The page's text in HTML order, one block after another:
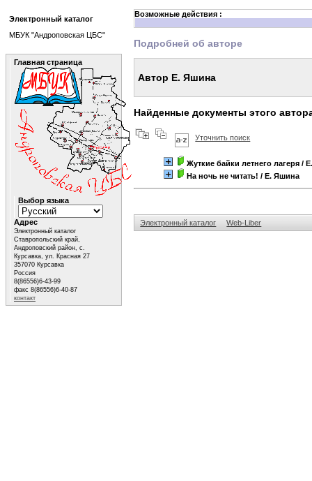
Возможные действия :
Подробней об авторе
Автор Е. Яшина
Найденные документы этого
Уточнить поиск
Жуткие байки летнего лагеря /
На ночь не читать! / Е. Яшина
Электронный каталог Web-Liber
Электронный каталог
МБУК "Андроповская ЦБС"
Главная страница
Выбор языка
Адрес
Электронный каталог
Ставропольский край,
Андроповский район, с.
Курсавка, ул. Красная 27
357070 Курсавка
Россия
8(86556)6-43-99
факс 8(86556)6-40-87
контакт